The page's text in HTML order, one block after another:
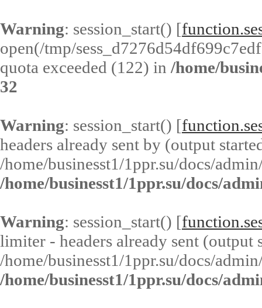
Warning: session_start() [
open(/tmp/
quota exceeded (122) in /home/
32
Warning: session_start() [
headers already sent by (output
/home/businesst1/1ppr.su/docs/
/home/businesst1/1ppr.su/docs/
Warning: session_start() [
limiter - headers already sent (output
/home/businesst1/1ppr.su/docs/
/home/businesst1/1ppr.su/docs/